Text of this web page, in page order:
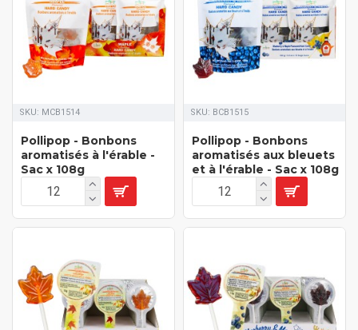
SKU: MCB1514
Pollipop - Bonbons
aromatisés à l'érable -
Sac x 108g
SKU: BCB1515
Pollipop - Bonbons
aromatisés aux bleuets
et à l'érable - Sac x 108g